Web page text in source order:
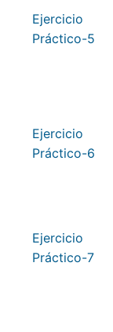
Ejercicio
Práctico-5
Ejercicio
Práctico-6
Ejercicio
Práctico-7